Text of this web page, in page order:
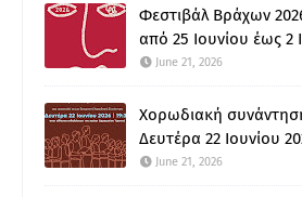
Φεστιβάλ Βράχων
από 25 Ιουνίου έως 2
June 21, 2026
Χορωδιακή
Δευτέρα 22 Ιουνίου
June 21, 2026